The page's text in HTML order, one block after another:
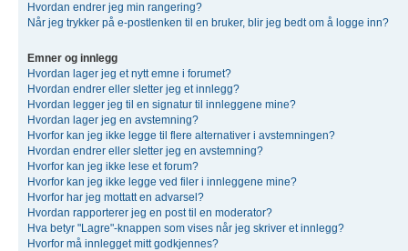
Hvordan endrer jeg min rangering?
Når jeg trykker på e-postlenken til en bruker, blir jeg bedt om å logge inn?
Emner og innlegg
Hvordan lager jeg et nytt emne i forumet?
Hvordan endrer eller sletter jeg et innlegg?
Hvordan legger jeg til en signatur til innleggene mine?
Hvordan lager jeg en avstemning?
Hvorfor kan jeg ikke legge til flere alternativer i avstemningen?
Hvordan endrer eller sletter jeg en avstemning?
Hvorfor kan jeg ikke lese et forum?
Hvorfor kan jeg ikke legge ved filer i innleggene mine?
Hvorfor har jeg mottatt en advarsel?
Hvordan rapporterer jeg en post til en moderator?
Hva betyr "Lagre"-knappen som vises når jeg skriver et innlegg?
Hvorfor må innlegget mitt godkjennes?